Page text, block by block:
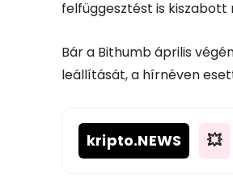
felfüggesztést is kiszabott
Bár a Bithumb április
leállítását, a hírnéven
kripto.NEWS 💥